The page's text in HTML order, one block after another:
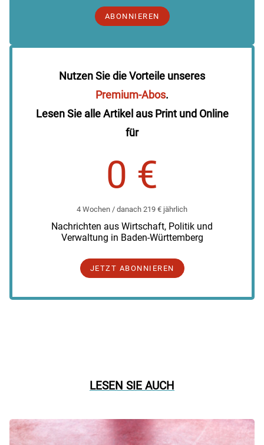
ABONNIEREN
Nutzen Sie die Vorteile unseres
Premium-Abos.
Lesen Sie alle Artikel aus Print und Online
für
0 €
4 Wochen / danach 219 € jährlich
Nachrichten aus Wirtschaft, Politik und
Verwaltung in Baden-Württemberg
JETZT ABONNIEREN
LESEN SIE AUCH